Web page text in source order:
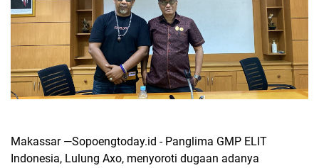
Makassar —Sopoengtoday.id - Panglima GMP ELIT
Indonesia, Lulung Axo, menyoroti dugaan adanya